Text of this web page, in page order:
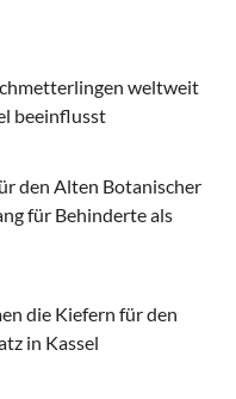
weltweit
beeinflusst
den Alten Botanischer
für Behinderte als
die Kiefern für den
in Kassel